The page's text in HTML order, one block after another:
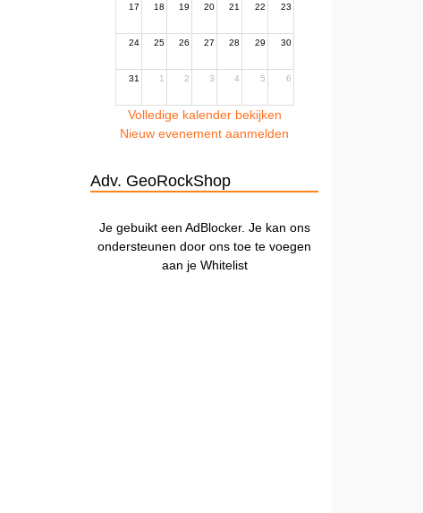
17 18 19 20 21 22 23
24 25 26 27 28 29 30
31 1 2 3 4 5 6
Volledige kalender bekijken
Nieuw evenement aanmelden
Adv. GeoRockShop
Je gebuikt een AdBlocker. Je kan ons
ondersteunen door ons toe te voegen
aan je Whitelist